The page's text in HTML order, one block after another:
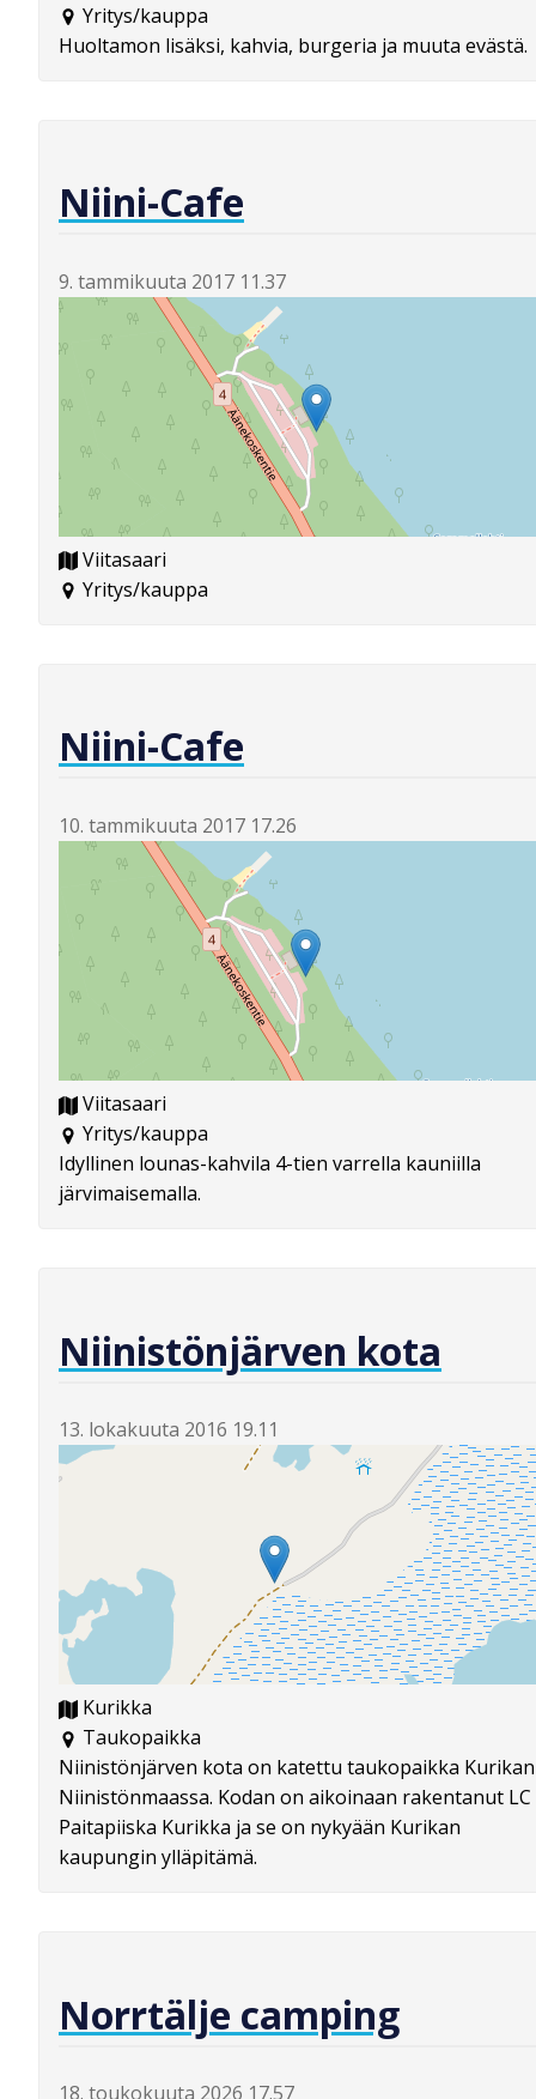
Yritys/kauppa
Huoltamon lisäksi, kahvia, burgeria ja muuta evästä.
Niini-Cafe
9. tammikuuta 2017 11.37
Viitasaari
Yritys/kauppa
Niini-Cafe
10. tammikuuta 2017 17.26
Viitasaari
Yritys/kauppa
Idyllinen lounas-kahvila 4-tien varrella kauniilla
järvimaisemalla.
Niinistönjärven kota
13. lokakuuta 2016 19.11
Kurikka
Taukopaikka
Niinistönjärven kota on katettu taukopaikka Kurikan
Niinistönmaassa. Kodan on aikoinaan rakentanut LC
Paitapiiska Kurikka ja se on nykyään Kurikan
kaupungin ylläpitämä.
Norrtälje camping
18. toukokuuta 2026 17.57